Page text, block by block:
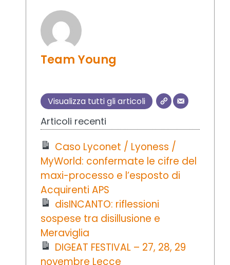
Team Young
Visualizza tutti gli articoli
Articoli recenti
Caso Lyconet / Lyoness /
MyWorld: confermate le cifre del
maxi-processo e l’esposto di
Acquirenti APS
disINCANTO: riflessioni
sospese tra disillusione e
Meraviglia
DIGEAT FESTIVAL – 27, 28, 29
novembre Lecce